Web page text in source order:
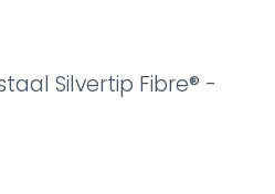
Silvertip Fibre® -